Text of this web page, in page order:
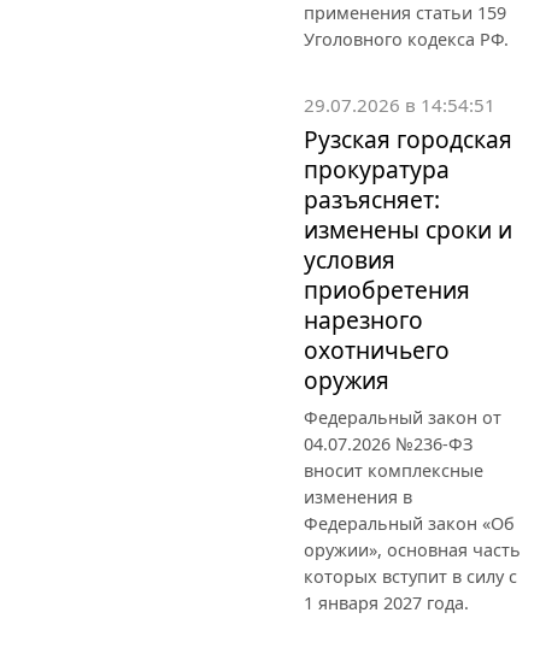
применения статьи 159
Уголовного кодекса РФ.
29.07.2026 в 14:54:51
Рузская городская
прокуратура
разъясняет:
изменены сроки и
условия
приобретения
нарезного
охотничьего
оружия
Федеральный закон от
04.07.2026 №236-ФЗ
вносит комплексные
изменения в
Федеральный закон «Об
оружии», основная часть
которых вступит в силу с
1 января 2027 года.